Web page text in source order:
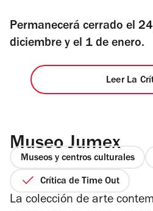
Permanecerá cerrado el
diciembre y el 1 de enero.
Leer La
Museo Jumex
Museos y centros culturales
Crítica de Time Out
La colección de arte